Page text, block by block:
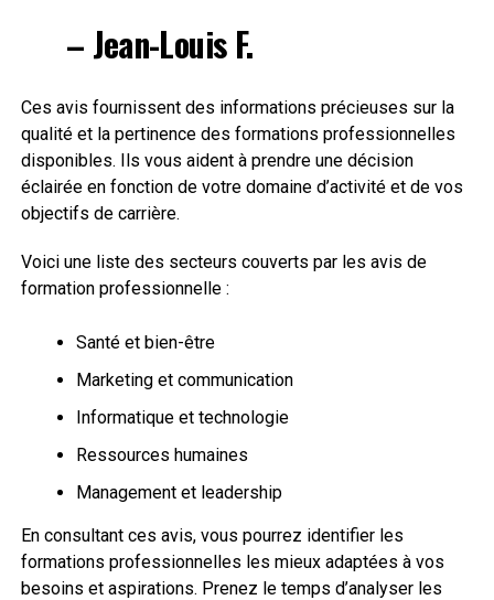
– Jean-Louis F.
Ces avis fournissent des informations précieuses sur la
qualité et la pertinence des formations professionnelles
disponibles. Ils vous aident à prendre une décision
éclairée en fonction de votre domaine d’activité et de vos
objectifs de carrière.
Voici une liste des secteurs couverts par les avis de
formation professionnelle :
Santé et bien-être
Marketing et communication
Informatique et technologie
Ressources humaines
Management et leadership
En consultant ces avis, vous pourrez identifier les
formations professionnelles les mieux adaptées à vos
besoins et aspirations. Prenez le temps d’analyser les